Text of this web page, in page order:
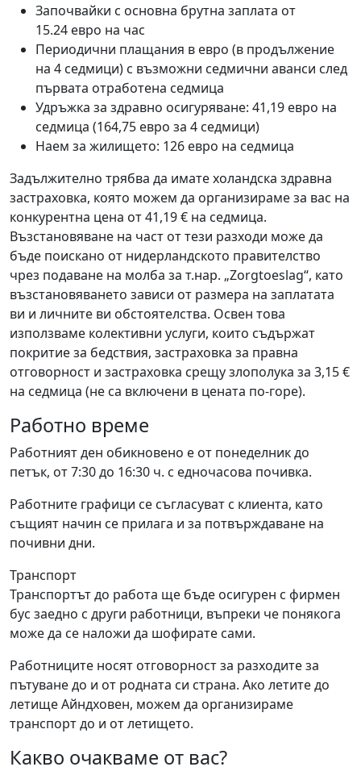
Започвайки с основна брутна заплата от
15.24 евро на час
Периодични плащания в евро (в продължение
на 4 седмици) с възможни седмични аванси след
първата отработена седмица
Удръжка за здравно осигуряване: 41,19 евро на
седмица (164,75 евро за 4 седмици)
Наем за жилището: 126 евро на седмица
Задължително трябва да имате холандска здравна
застраховка, която можем да организираме за вас на
конкурентна цена от 41,19 € на седмица.
Възстановяване на част от тези разходи може да
бъде поискано от нидерландското правителство
чрез подаване на молба за т.нар. „Zorgtoeslag“, като
възстановяването зависи от размера на заплатата
ви и личните ви обстоятелства. Освен това
използваме колективни услуги, които съдържат
покритие за бедствия, застраховка за правна
отговорност и застраховка срещу злополука за 3,15 €
на седмица (не са включени в цената по-горе).
Работно време
Работният ден обикновено е от понеделник до
петък, от 7:30 до 16:30 ч. с едночасова почивка.
Работните графици се съгласуват с клиента, като
същият начин се прилага и за потвърждаване на
почивни дни.
Транспорт
Транспортът до работа ще бъде осигурен с фирмен
бус заедно с други работници, въпреки че понякога
може да се наложи да шофирате сами.
Работниците носят отговорност за разходите за
пътуване до и от родната си страна. Ако летите до
летище Айндховен, можем да организираме
транспорт до и от летището.
Какво очакваме от вас?